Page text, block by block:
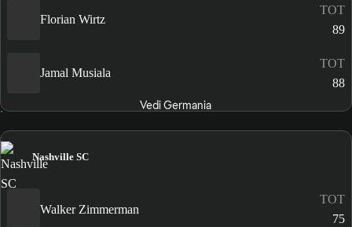
Florian Wirtz
TOT
89
Jamal Musiala
TOT
88
Vedi Germania
Nashville SC
Walker Zimmerman
TOT
75